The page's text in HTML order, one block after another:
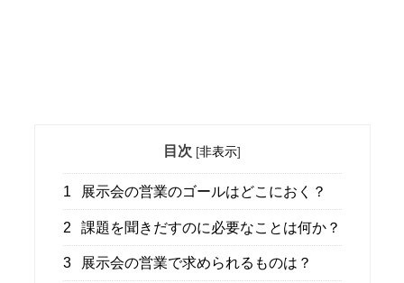
目次 [非表示]
1 展示会の営業のゴールはどこにおく？
2 課題を聞きだすのに必要なことは何か？
3 展示会の営業で求められるものは？